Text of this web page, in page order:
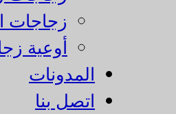
زجاجات
أوعية
المدونات
اتصل بنا